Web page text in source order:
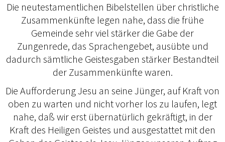
Die neutestamentlichen Bibelstellen über christliche
Zusammenkünfte legen nahe, dass die frühe
Gemeinde sehr viel stärker die Gabe der
Zungenrede, das Sprachengebet, ausübte und
dadurch sämtliche Geistesgaben stärker Bestandteil
der Zusammenkünfte waren.
Die Aufforderung Jesu an seine Jünger, auf Kraft von
oben zu warten und nicht vorher los zu laufen, legt
nahe, daß wir erst übernatürlich gekräftigt, in der
Kraft des Heiligen Geistes und ausgestattet mit den